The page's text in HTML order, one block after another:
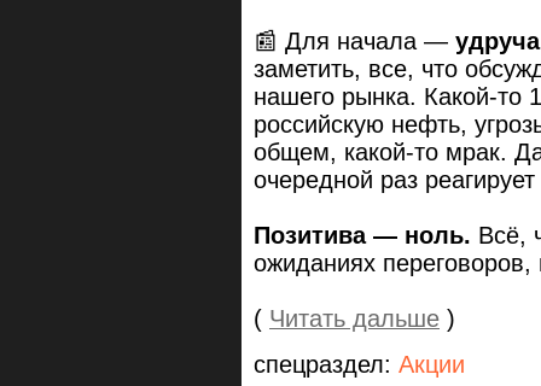
📰 Для начала —
заметить, все, что
нашего рынка. Какой-то
российскую нефть,
общем, какой-то мрак.
очередной раз
Позитива — ноль. Всё,
ожиданиях
( Читать дальше )
спецраздел: Акции